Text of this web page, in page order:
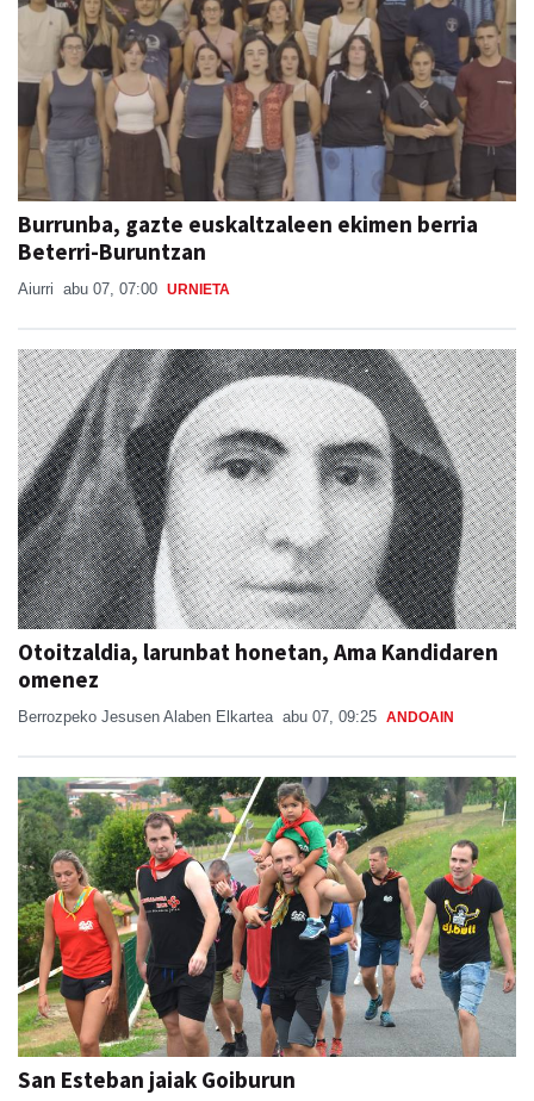
Burrunba, gazte euskaltzaleen ekimen berria
Beterri-Buruntzan
Aiurri abu 07, 07:00 URNIETA
Otoitzaldia, larunbat honetan, Ama Kandidaren
omenez
Berrozpeko Jesusen Alaben Elkartea abu 07, 09:25 ANDOAIN
San Esteban jaiak Goiburun